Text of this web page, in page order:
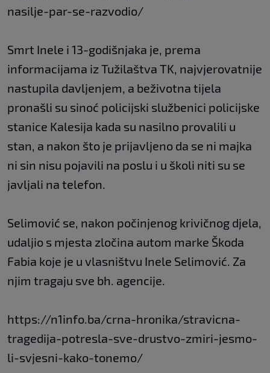
nasilje-par-se-razvodio/
Smrt Inele i 13-godišnjaka je, prema
informacijama iz Tužilaštva TK, najvjerovatnije
nastupila davljenjem, a beživotna tijela
pronašli su sinoć policijski službenici policijske
stanice Kalesija kada su nasilno provalili u
stan, a nakon što je prijavljeno da se ni majka
ni sin nisu pojavili na poslu i u školi niti su se
javljali na telefon.
Selimović se, nakon počinjenog krivičnog djela,
udaljio s mjesta zločina autom marke Škoda
Fabia koje je u vlasništvu Inele Selimović. Za
njim tragaju sve bh. agencije.
https://n1info.ba/crna-hronika/stravicna-
tragedija-potresla-sve-drustvo-zmiri-jesmo-
li-svjesni-kako-tonemo/